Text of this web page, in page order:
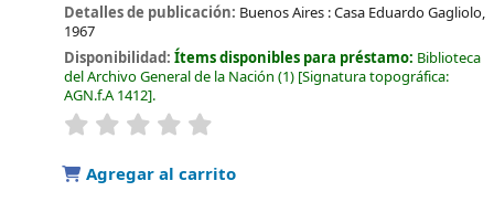
Detalles de publicación: Buenos Aires :Casa Eduardo Gagliolo,
1967
Disponibilidad:Ítems disponibles para préstamo: Biblioteca
del Archivo General de la Nación (1) Signatura topográfica:
AGN.f.A 1412 .
valoración
Agregar al carrito